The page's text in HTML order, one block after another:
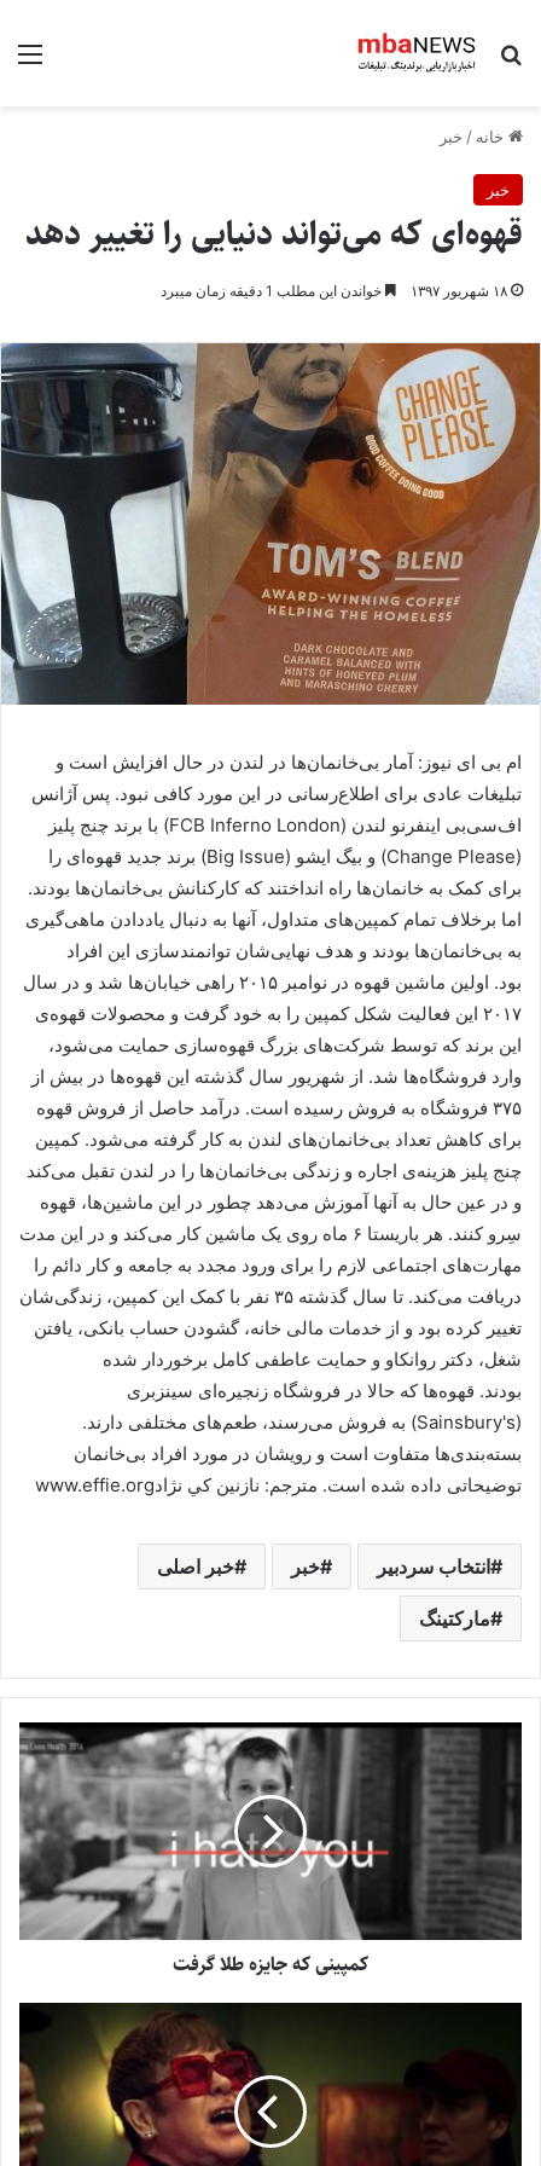
جستجو برای
خانه / خبر
خبر
قهوه‌ای که می‌تواند دنیایی را تغییر دهد
۱۸ شهریور ۱۳۹۷ خواندن این مطلب 1 دقیقه زمان میبرد
ام بی ای نیوز: آمار بی‌خانمان‌ها در لندن در حال افزایش است و
تبلیغات عادی برای اطلاع‌رسانی در این مورد کافی نبود. پس آژانس
اف‌سی‌بی اینفرنو لندن (FCB Inferno London) با برند چنج پلیز
(Change Please) و بیگ ایشو (Big Issue) برند جدید قهوه‌ای را
برای کمک به خانمان‌ها راه انداختند که کارکنانش بی‌خانمان‌ها بودند.
اما برخلاف تمام کمپین‌های متداول، آنها به دنبال یاددادن ماهی‌گیری
به بی‌خانمان‌ها بودند و هدف نهایی‌شان توانمندسازی این افراد
بود. اولین ماشین قهوه در نوامبر ۲۰۱۵ راهی خیابان‌ها شد و در سال
۲۰۱۷ این فعالیت شکل کمپین را به خود گرفت و محصولات قهوه‌ی
این برند که توسط شرکت‌های بزرگ قهوه‌سازی حمایت می‌شود،
وارد فروشگاه‌ها شد. از شهریور سال گذشته این قهوه‌ها در بیش از
۳۷۵ فروشگاه به فروش رسیده است. درآمد حاصل از فروش قهوه
برای کاهش تعداد بی‌خانمان‌های لندن به کار گرفته می‌شود. کمپین
چنج پلیز هزینه‌ی اجاره و زندگی بی‌خانمان‌ها را در لندن تقبل می‌کند
و در عین حال به آنها آموزش می‌دهد چطور در این ماشین‌ها، قهوه
سِرو کنند. هر باریستا ۶ ماه روی یک ماشین کار می‌کند و در این مدت
مهارت‌های اجتماعی لازم را برای ورود مجدد به جامعه و کار دائم را
دریافت می‌کند. تا سال گذشته ۳۵ نفر با کمک این کمپین، زندگی‌شان
تغییر کرده بود و از خدمات مالی خانه، گشودن حساب بانکی، یافتن
شغل، دکتر روانکاو و حمایت عاطفی کامل برخوردار شده
بودند. قهوه‌ها که حالا در فروشگاه زنجیره‌ای سینزبری
(Sainsbury's) به فروش می‌رسند، طعم‌های مختلفی دارند.
بسته‌بندی‌ها متفاوت است و رویشان در مورد افراد بی‌خانمان
توضیحاتی داده شده است. مترجم: نازنين کي نژادwww.effie.org
انتخاب سردبیر خبر خبر اصلی
مارکتینگ
کمپینی که جایزه‌ طلا گرفت